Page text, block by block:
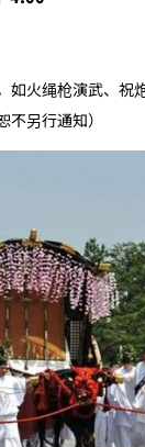
如火绳枪演武、祝
另行通知）